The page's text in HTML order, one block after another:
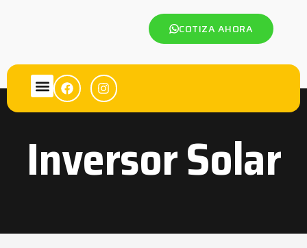
COTIZA AHORA
Inversor Solar